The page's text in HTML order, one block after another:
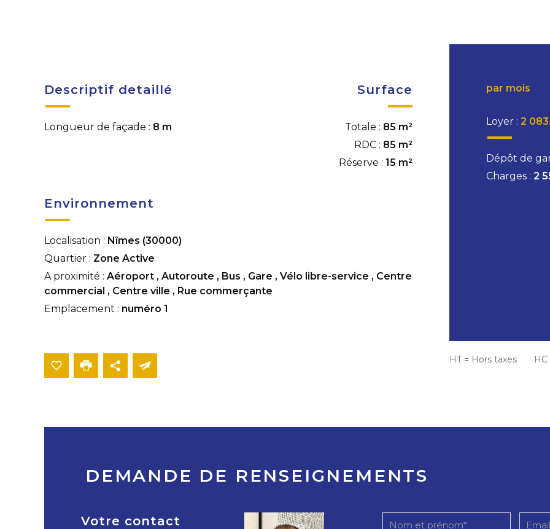
Descriptif detaillé
Longueur de façade : 8 m
Surface
Totale : 85 m²
RDC : 85 m²
Réserve : 15 m²
Environnement
Localisation : Nîmes (30000)
Quartier : Zone Active
A proximité : Aéroport , Autoroute , Bus , Gare , Vélo libre-service , Centre
commercial , Centre ville , Rue commerçante
Emplacement : numéro 1
par mois
Loyer : 2
Dépôt de
Charges : 2
HT = Hors taxes HC
DEMANDE DE RENSEIGNEMENTS
Votre contact